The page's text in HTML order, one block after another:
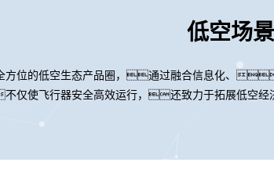
低空场
全方位的低空生态产品圈，通过融合信息化、
仅使飞行器安全高效运行，还致力于拓展低空